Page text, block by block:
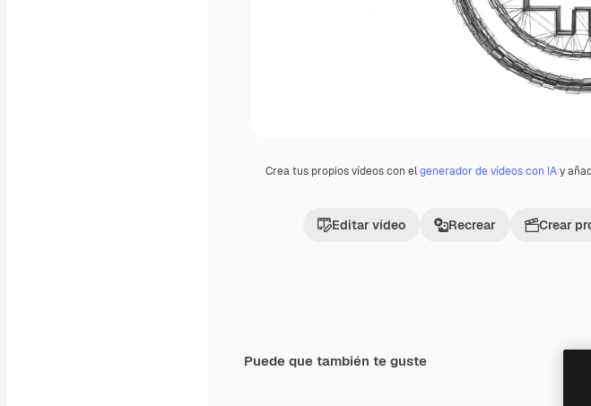
Crea tus propios vídeos con elgenerador de vídeos con IAy
Editar vídeo Recrear Crear
Puede que también te guste